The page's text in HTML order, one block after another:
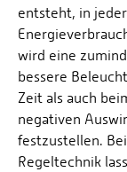
entsteht, in
wird eine
bessere
Zeit als auch
negativen
festzustellen.
Regeltechnik